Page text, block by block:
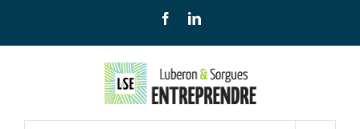
to
FacebookLinkedIn